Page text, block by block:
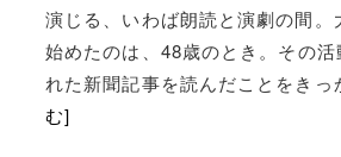
演じる、いわば朗読と演劇の間。
始めたのは、48歳のとき。その
れた新聞記事を読んだことをきっ
む]